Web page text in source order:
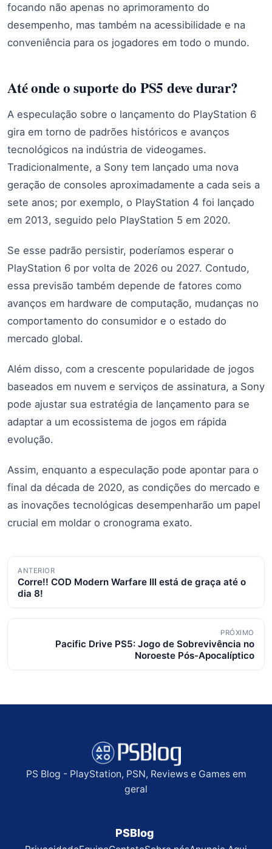
focando não apenas no aprimoramento do
desempenho, mas também na acessibilidade e na
conveniência para os jogadores em todo o mundo.
Até onde o suporte do PS5 deve durar?
A especulação sobre o lançamento do PlayStation 6
gira em torno de padrões históricos e avanços
tecnológicos na indústria de videogames.
Tradicionalmente, a Sony tem lançado uma nova
geração de consoles aproximadamente a cada seis a
sete anos; por exemplo, o PlayStation 4 foi lançado
em 2013, seguido pelo PlayStation 5 em 2020.
Se esse padrão persistir, poderíamos esperar o
PlayStation 6 por volta de 2026 ou 2027. Contudo,
essa previsão também depende de fatores como
avanços em hardware de computação, mudanças no
comportamento do consumidor e o estado do
mercado global.
Além disso, com a crescente popularidade de jogos
baseados em nuvem e serviços de assinatura, a Sony
pode ajustar sua estratégia de lançamento para se
adaptar a um ecossistema de jogos em rápida
evolução.
Assim, enquanto a especulação pode apontar para o
final da década de 2020, as condições do mercado e
as inovações tecnológicas desempenharão um papel
crucial em moldar o cronograma exato.
Navegação
de
posts
ANTERIOR
Corre!! COD Modern Warfare III está de graça até o
dia 8!
PRÓXIMO
Pacific Drive PS5: Jogo de Sobrevivência no
Noroeste Pós-Apocalíptico
PS Blog - PlayStation, PSN, Reviews e Games em
geral
PSBlog